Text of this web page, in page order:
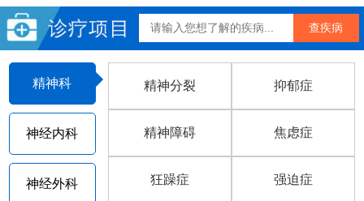
精神科
神经内科
神经外科
精神分裂 抑郁症
精神障碍 焦虑症
狂躁症 强迫症